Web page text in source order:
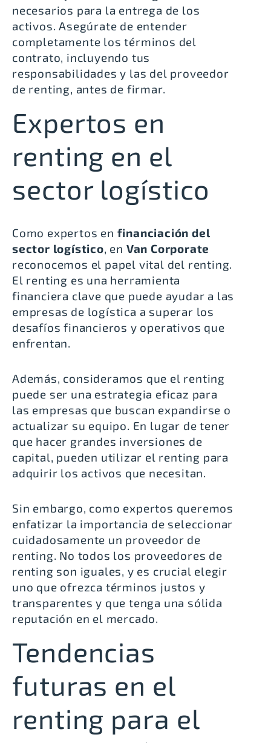
necesarios para la entrega de los
activos. Asegúrate de entender
completamente los términos del
contrato, incluyendo tus
responsabilidades y las del proveedor
de renting, antes de firmar.
Expertos en
renting en el
sector logístico
Como expertos en financiación del
sector logístico, en Van Corporate
reconocemos el papel vital del renting.
El renting es una herramienta
financiera clave que puede ayudar a las
empresas de logística a superar los
desafíos financieros y operativos que
enfrentan.
Además, consideramos que el renting
puede ser una estrategia eficaz para
las empresas que buscan expandirse o
actualizar su equipo. En lugar de tener
que hacer grandes inversiones de
capital, pueden utilizar el renting para
adquirir los activos que necesitan.
Sin embargo, como expertos queremos
enfatizar la importancia de seleccionar
cuidadosamente un proveedor de
renting. No todos los proveedores de
renting son iguales, y es crucial elegir
uno que ofrezca términos justos y
transparentes y que tenga una sólida
reputación en el mercado.
Tendencias
futuras en el
renting para el